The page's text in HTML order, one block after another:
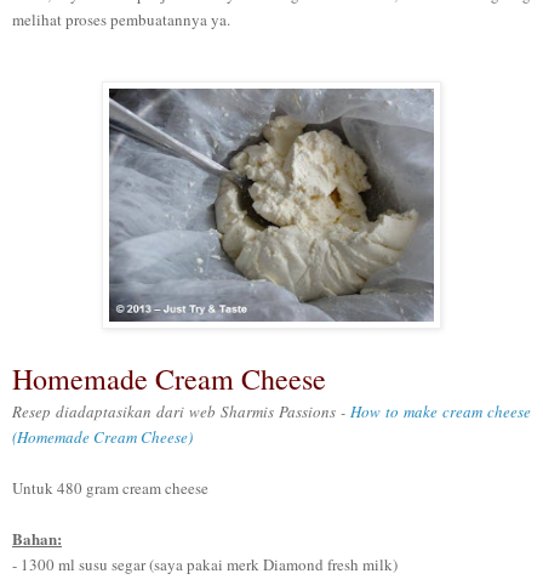
melihat proses pembuatannya ya.
Homemade Cream Cheese
Resep diadaptasikan dari web Sharmis Passions - How to make cream cheese
(Homemade Cream Cheese)
Untuk 480 gram cream cheese
Bahan:
- 1300 ml susu segar (saya pakai merk Diamond fresh milk)